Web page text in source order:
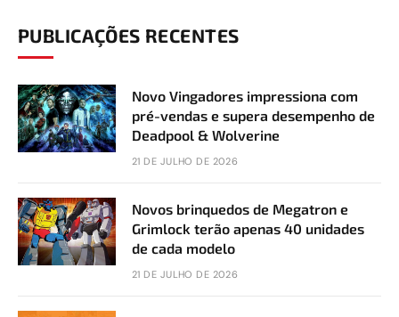
PUBLICAÇÕES RECENTES
Novo Vingadores impressiona com
pré-vendas e supera desempenho de
Deadpool & Wolverine
21 DE JULHO DE 2026
Novos brinquedos de Megatron e
Grimlock terão apenas 40 unidades
de cada modelo
21 DE JULHO DE 2026